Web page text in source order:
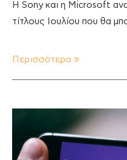
Η Sony και η Microsoft
τίτλους Ιουλίου που θα
Περισσότερα